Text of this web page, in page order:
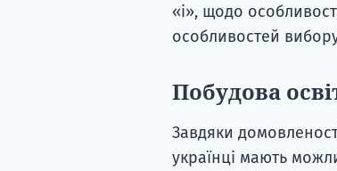
«і», щодо
особливостей
Побудова
Завдяки
українці мають